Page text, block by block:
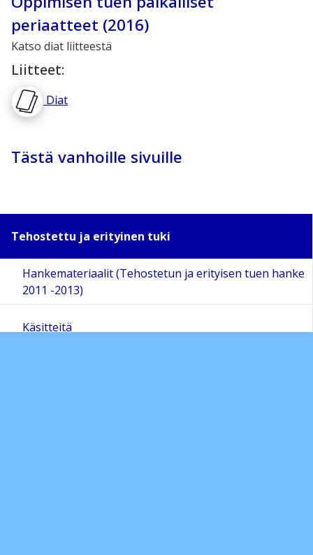
periaatteet (2016)
Katso diat liitteestä
Liitteet:
Diat
Tästä vanhoille sivuille
Tehostettu ja erityinen tuki
Hankemateriaalit (Tehostetun ja erityisen tuen hanke
2011 -2013)
Käsitteitä